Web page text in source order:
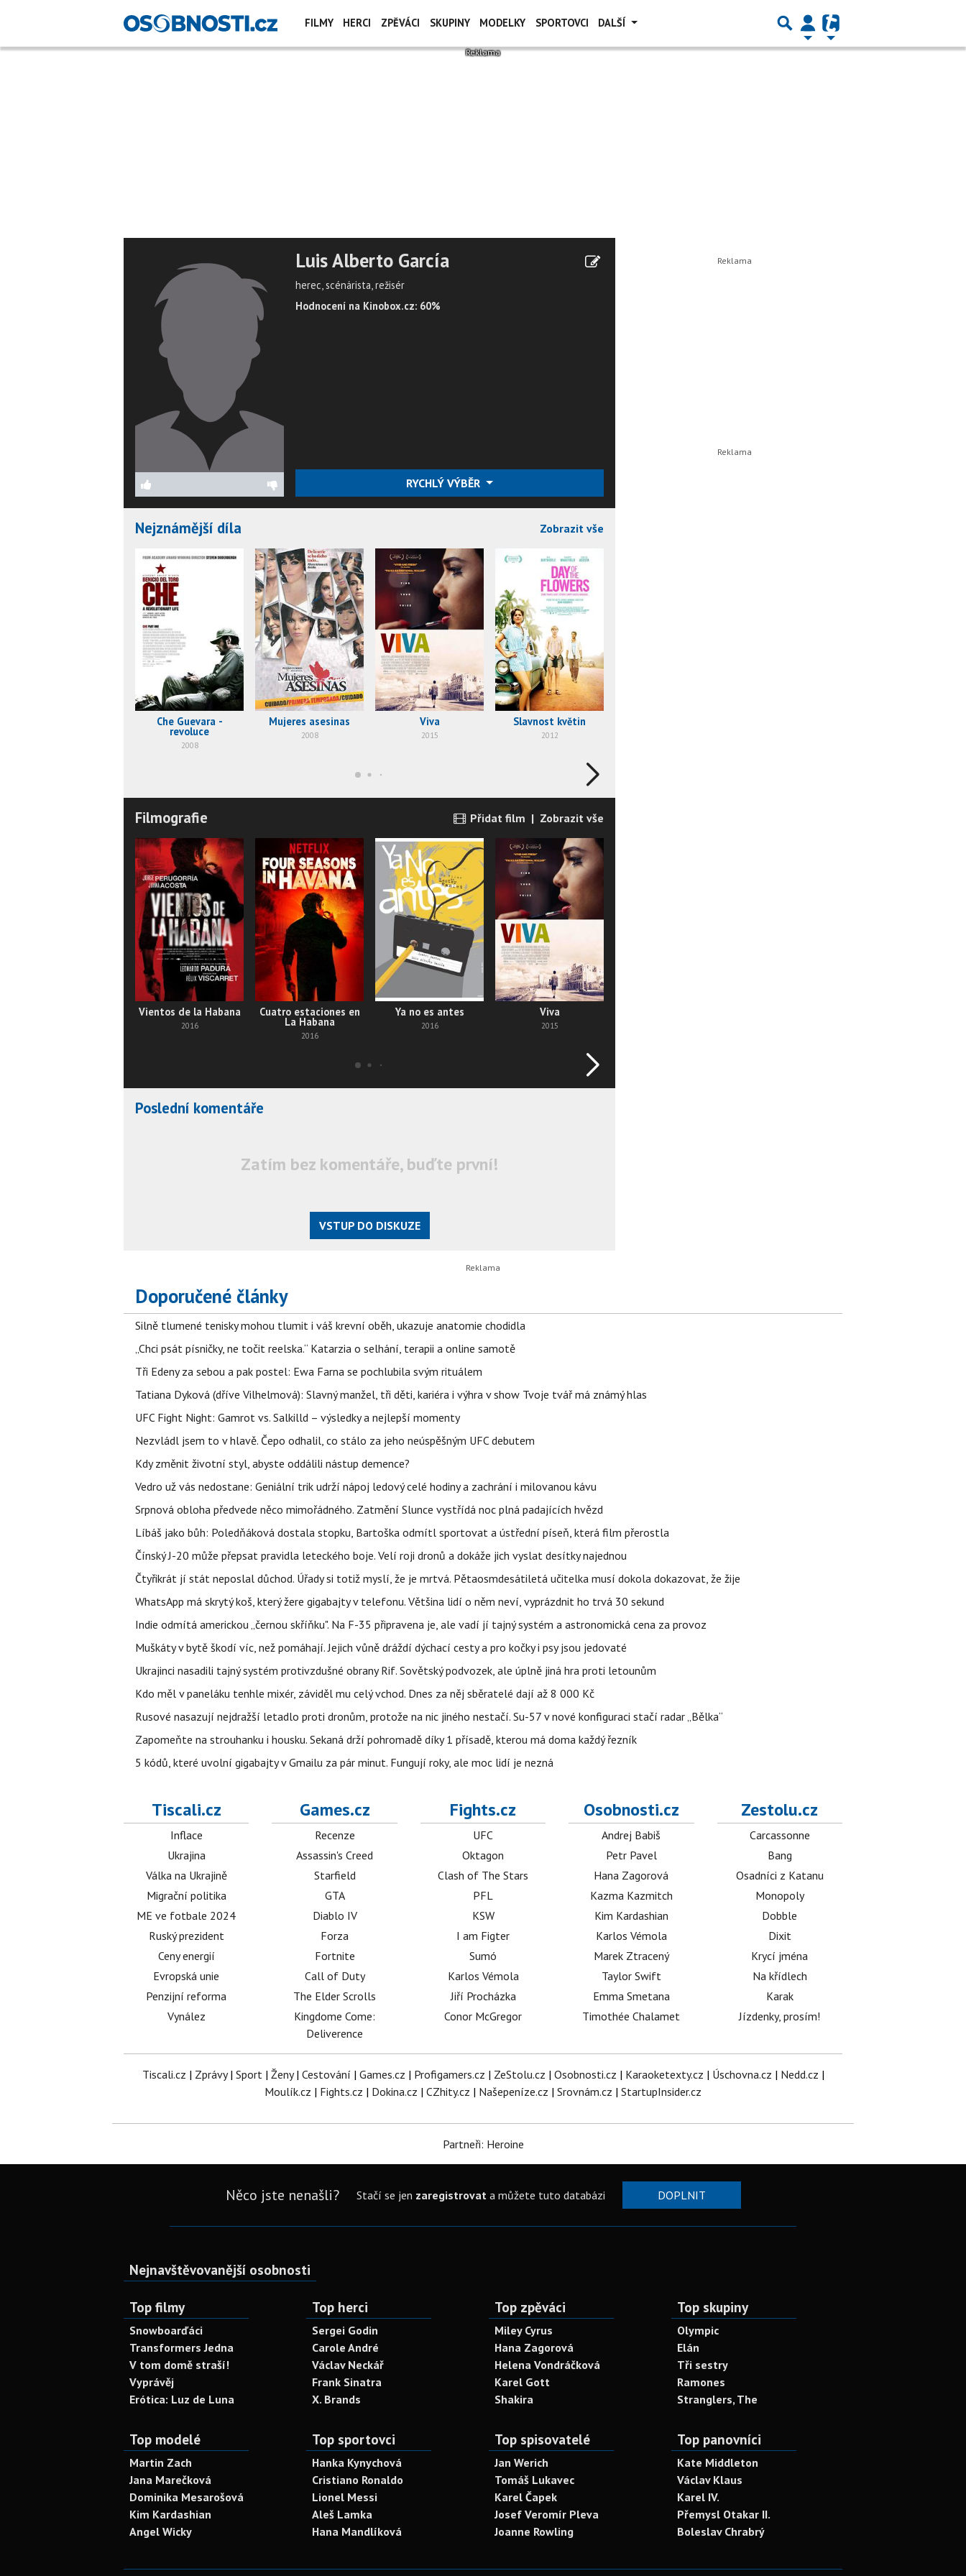
FILMY HERCI ZPĚVÁCI SKUPINY MODELKY SPORTOVCI DALŠÍ
Luis Alberto García
herec, scénárista, režisér
Hodnocení na Kinobox.cz: 60%
RYCHLÝ VÝBĚR
Nejznámější díla Zobrazit vše
Che Guevara -
revoluce
2008
Mujeres asesinas
2008
Viva
2015
Slavnost květin
2012
Filmografie Přidat film | Zobrazit vše
Vientos de la Habana
2016
Cuatro estaciones en
La Habana
2016
Ya no es antes
2016
Viva
2015
Poslední komentáře
Zatím bez komentáře, buďte první!
VSTUP DO DISKUZE
Doporučené články
Silně tlumené tenisky mohou tlumit i váš krevní oběh, ukazuje anatomie chodidla
„Chci psát písničky, ne točit reelska.“ Katarzia o selhání, terapii a online samotě
Tři Edeny za sebou a pak postel: Ewa Farna se pochlubila svým rituálem
Tatiana Dyková (dříve Vilhelmová): Slavný manžel, tři děti, kariéra i výhra v show Tvoje tvář má známý hlas
UFC Fight Night: Gamrot vs. Salkilld – výsledky a nejlepší momenty
Nezvládl jsem to v hlavě. Čepo odhalil, co stálo za jeho neúspěšným UFC debutem
Kdy změnit životní styl, abyste oddálili nástup demence?
Vedro už vás nedostane: Geniální trik udrží nápoj ledový celé hodiny a zachrání i milovanou kávu
Srpnová obloha předvede něco mimořádného. Zatmění Slunce vystřídá noc plná padajících hvězd
Líbáš jako bůh: Poledňáková dostala stopku, Bartoška odmítl sportovat a ústřední píseň, která film přerostla
Čínský J-20 může přepsat pravidla leteckého boje. Velí roji dronů a dokáže jich vyslat desítky najednou
Čtyřikrát jí stát neposlal důchod. Úřady si totiž myslí, že je mrtvá. Pětaosmdesátiletá učitelka musí dokola dokazovat, že žije
WhatsApp má skrytý koš, který žere gigabajty v telefonu. Většina lidí o něm neví, vyprázdnit ho trvá 30 sekund
Indie odmítá americkou „černou skříňku". Na F-35 připravena je, ale vadí jí tajný systém a astronomická cena za provoz
Muškáty v bytě škodí víc, než pomáhají. Jejich vůně dráždí dýchací cesty a pro kočky i psy jsou jedovaté
Ukrajinci nasadili tajný systém protivzdušné obrany Rif. Sovětský podvozek, ale úplně jiná hra proti letounům
Kdo měl v paneláku tenhle mixér, záviděl mu celý vchod. Dnes za něj sběratelé dají až 8 000 Kč
Rusové nasazují nejdražší letadlo proti dronům, protože na nic jiného nestačí. Su-57 v nové konfiguraci stačí radar „Bělka“
Zapomeňte na strouhanku i housku. Sekaná drží pohromadě díky 1 přísadě, kterou má doma každý řezník
5 kódů, které uvolní gigabajty v Gmailu za pár minut. Fungují roky, ale moc lidí je nezná
Tiscali.cz
Inflace
Ukrajina
Válka na Ukrajině
Migrační politika
ME ve fotbale 2024
Ruský prezident
Ceny energií
Evropská unie
Penzijní reforma
Vynález
Games.cz
Recenze
Assassin's Creed
Starfield
GTA
Diablo IV
Forza
Fortnite
Call of Duty
The Elder Scrolls
Kingdome Come:
Deliverence
Fights.cz
UFC
Oktagon
Clash of The Stars
PFL
KSW
I am Figter
Sumó
Karlos Vémola
Jiří Procházka
Conor McGregor
Osobnosti.cz
Andrej Babiš
Petr Pavel
Hana Zagorová
Kazma Kazmitch
Kim Kardashian
Karlos Vémola
Marek Ztracený
Taylor Swift
Emma Smetana
Timothée Chalamet
Zestolu.cz
Carcassonne
Bang
Osadníci z Katanu
Monopoly
Dobble
Dixit
Krycí jména
Na křídlech
Karak
Jízdenky, prosím!
Tiscali.cz | Zprávy| Sport| Ženy| Cestování | Games.cz | Profigamers.cz | ZeStolu.cz | Osobnosti.cz | Karaoketexty.cz | Úschovna.cz | Nedd.cz |
Moulík.cz | Fights.cz | Dokina.cz | CZhity.cz | Našepeníze.cz | Srovnám.cz | StartupInsider.cz
Partneři: Heroine
Něco jste nenašli? Stačí se jen zaregistrovata můžete tuto databázi DOPLNIT
Nejnavštěvovanější osobnosti
Top filmy
Snowboarďáci
Transformers Jedna
V tom domě straší!
Vyprávěj
Erótica: Luz de Luna
Top herci
Sergei Godin
Carole André
Václav Neckář
Frank Sinatra
X. Brands
Top zpěváci
Miley Cyrus
Hana Zagorová
Helena Vondráčková
Karel Gott
Shakira
Top skupiny
Olympic
Elán
Tři sestry
Ramones
Stranglers, The
Top modelé
Martin Zach
Jana Marečková
Dominika Mesarošová
Kim Kardashian
Angel Wicky
Top sportovci
Hanka Kynychová
Cristiano Ronaldo
Lionel Messi
Aleš Lamka
Hana Mandlíková
Top spisovatelé
Jan Werich
Tomáš Lukavec
Karel Čapek
Josef Veromír Pleva
Joanne Rowling
Top panovníci
Kate Middleton
Václav Klaus
Karel IV.
Přemysl Otakar II.
Boleslav Chrabrý